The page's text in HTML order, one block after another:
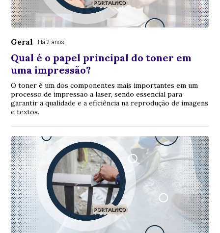
Geral Há 2 anos
Qual é o papel principal do toner em
uma impressão?
O toner é um dos componentes mais importantes em um
processo de impressão a laser, sendo essencial para
garantir a qualidade e a eficiência na reprodução de imagens
e textos.